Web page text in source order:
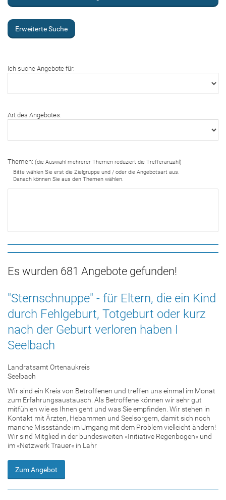
Erweiterte Suche
Ich suche Angebote für:
Art des Angebotes:
Themen: (die Auswahl mehrerer Themen reduziert die Trefferanzahl)
Bitte wählen Sie erst die Zielgruppe und / oder die Angebotsart aus.
Danach können Sie aus den Themen wählen.
Es wurden 681 Angebote gefunden!
"Sternschnuppe" - für Eltern, die ein Kind
durch Fehlgeburt, Totgeburt oder kurz
nach der Geburt verloren haben I
Seelbach
Landratsamt Ortenaukreis
Seelbach
Wir sind ein Kreis von Betroffenen und treffen uns einmal im Monat
zum Erfahrungsaustausch. Als Betroffene können wir sehr gut
mitfühlen wie es Ihnen geht und was Sie empfinden. Wir stehen in
Kontakt mit Ärzten, Hebammen und Seelsorgern, damit sich noch
manche Missstände im Umgang mit dem Problem vielleicht ändern!
Wir sind Mitglied in der bundesweiten «Initiative Regenbogen« und
im «Netzwerk Trauer« in Lahr
Zum Angebot